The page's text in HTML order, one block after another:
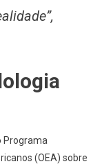
Programa
(OEA) sobre